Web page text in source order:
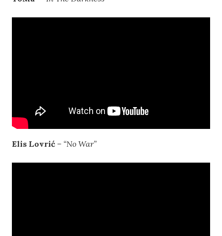
Elis Lovrić – “No War”